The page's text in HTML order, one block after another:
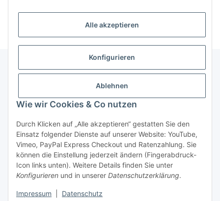
Alle akzeptieren
Konfigurieren
Ablehnen
Wie wir Cookies & Co nutzen
Durch Klicken auf „Alle akzeptieren“ gestatten Sie den
Einsatz folgender Dienste auf unserer Website: YouTube,
Vimeo, PayPal Express Checkout und Ratenzahlung. Sie
können die Einstellung jederzeit ändern (Fingerabdruck-
Icon links unten). Weitere Details finden Sie unter
Konfigurieren und in unserer Datenschutzerklärung.
Impressum Datenschutz
Gesetzliche Informationen
Vertrag widerrufen
* Alle Preise inkl. gesetzlicher USt., zzgl.